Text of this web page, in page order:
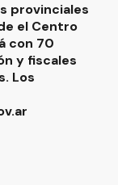
provinciales
el Centro
con 70
y fiscales
Los